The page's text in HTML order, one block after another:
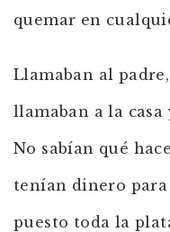
quemar en
Llamaban al
llamaban a la casa
No sabían qué
tenían dinero
puesto toda la